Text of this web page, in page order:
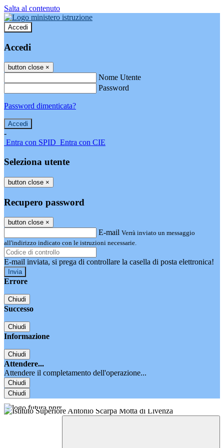
Salta al contenuto
Accedi
Accedi
button close ×
Nome Utente
Password
Password dimenticata?
-
Entra con SPID Entra con CIE
Seleziona utente
button close ×
Recupero password
button close ×
E-mail Verrà inviato un messaggio
all'indirizzo indicato con le istruzioni necessarie.
E-mail inviata, si prega di controllare la casella di posta elettronica!
Errore
Chiudi
Successo
Chiudi
Informazione
Chiudi
Attendere...
Attendere il completamento dell'operazione...
Chiudi
Chiudi